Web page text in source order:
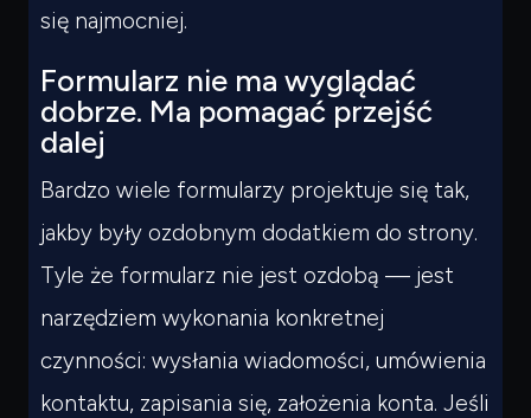
się najmocniej.
Formularz nie ma wyglądać
dobrze. Ma pomagać przejść
dalej
Bardzo wiele formularzy projektuje się tak,
jakby były ozdobnym dodatkiem do strony.
Tyle że formularz nie jest ozdobą — jest
narzędziem wykonania konkretnej
czynności: wysłania wiadomości, umówienia
kontaktu, zapisania się, założenia konta. Jeśli